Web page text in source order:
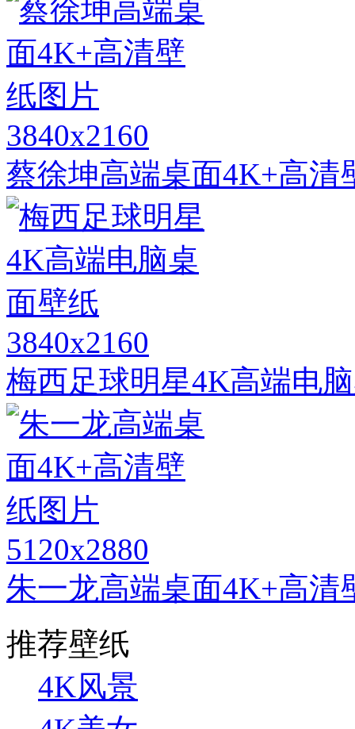
3840x2160
蔡徐坤高端桌面4K+高清
3840x2160
梅西足球明星4K高端电
5120x2880
朱一龙高端桌面4K+高清
推荐壁纸
4K风景